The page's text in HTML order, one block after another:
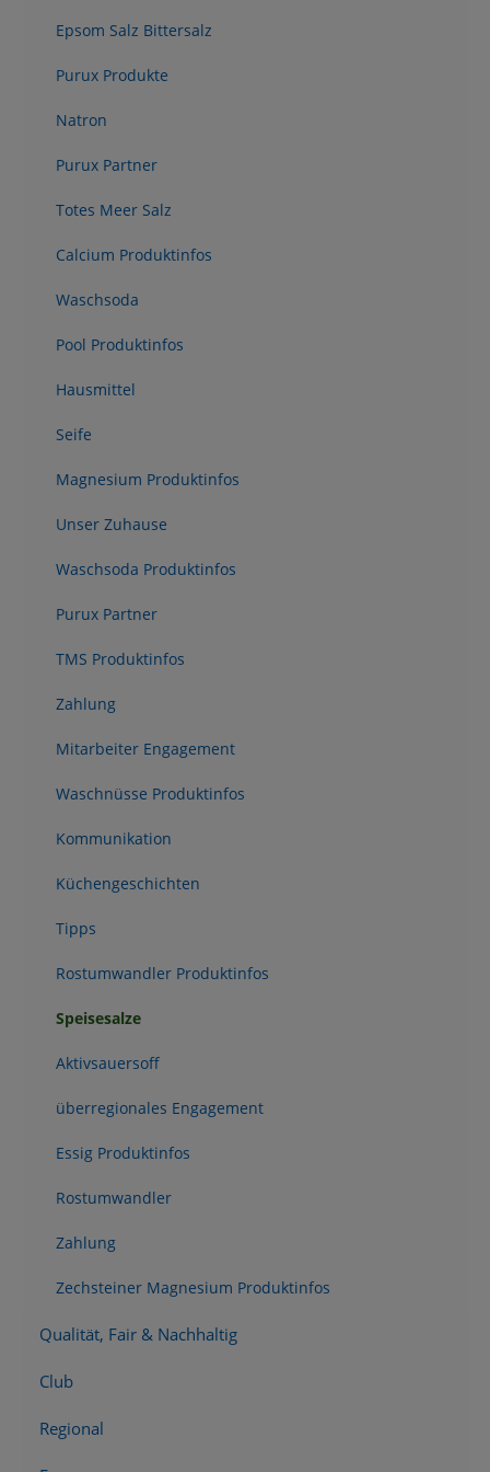
Epsom Salz Bittersalz
Purux Produkte
Natron
Purux Partner
Totes Meer Salz
Calcium Produktinfos
Waschsoda
Pool Produktinfos
Hausmittel
Seife
Magnesium Produktinfos
Unser Zuhause
Waschsoda Produktinfos
Purux Partner
TMS Produktinfos
Zahlung
Mitarbeiter Engagement
Waschnüsse Produktinfos
Kommunikation
Küchengeschichten
Tipps
Rostumwandler Produktinfos
Speisesalze
Aktivsauersoff
überregionales Engagement
Essig Produktinfos
Rostumwandler
Zahlung
Zechsteiner Magnesium Produktinfos
Qualität, Fair & Nachhaltig
Club
Regional